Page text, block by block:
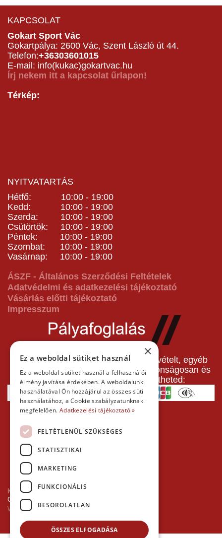
KAPCSOLAT
Gokart Sport Vác
Gokartpálya: 2600 Vác, Szent László út 44.
Telefon:+36303601015
E-mail: info(kukac)gokartvac.hu
Írj nekem itt a kapcsolat űrlapon!
Térkép:
NYITVATARTÁS
Hétfő: 10:00 - 19:00
Kedd: 10:00 - 19:00
Szerda: 10:00 - 19:00
Csütörtök: 10:00 - 19:00
Péntek: 10:00 - 19:00
Szombat: 10:00 - 19:00
Vasárnap: 10:00 - 19:00
ÁSZF - Általános Szerződési Feltételek
Adatvédelmi és adatkezelési tájékoztató
Vásárlás előtti tájékoztató
Impresszum
A pályafoglalást, gokartverseny részvételt, egyéb
termékeinket, szolgáltatásainkat biztonságosan és
gyorsan bankkártyával is kifizetheted:
Kezdőlap
Copyright © 2026 Minden jog fenntartva!
Websiker Ügynökség - Richard27.hu Kft.
×
Ez a weboldal sütiket használ
Ez a weboldal sütiket használ a felhasználói
élmény javítása érdekében. A weboldalunk
használatával Ön hozzájárul az összes süti
használatához, a Cookie szabályzatunknak
megfelelően. Adatkezelési tájékoztató »
FELTÉTLENÜL SZÜKSÉGES
STATISZTIKAI
MARKETING
FUNKCIONÁLIS
BESOROLATLAN
ÖSSZES ELFOGADÁSA